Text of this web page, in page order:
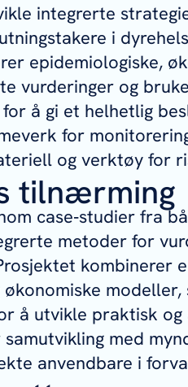
integrerte
i
epidemiologiske,
vurderinger og
å gi et helhetlig
for
og verktøy for
tilnærming
case‑studier fra
metoder for
kombinerer
å utvikle praktisk
med
anvendbare i